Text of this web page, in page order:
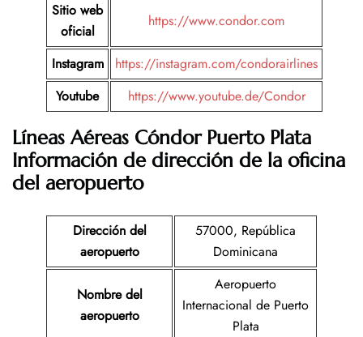
Sitio web
oficial
https://www.condor.com
Instagram
https://instagram.com/condorairlines
Youtube
https://www.youtube.de/Condor
Líneas Aéreas Cóndor Puerto Plata
Información de dirección de la oficina
del aeropuerto
Dirección del
aeropuerto
57000, República
Dominicana
Nombre del
aeropuerto
Aeropuerto
Internacional de Puerto
Plata